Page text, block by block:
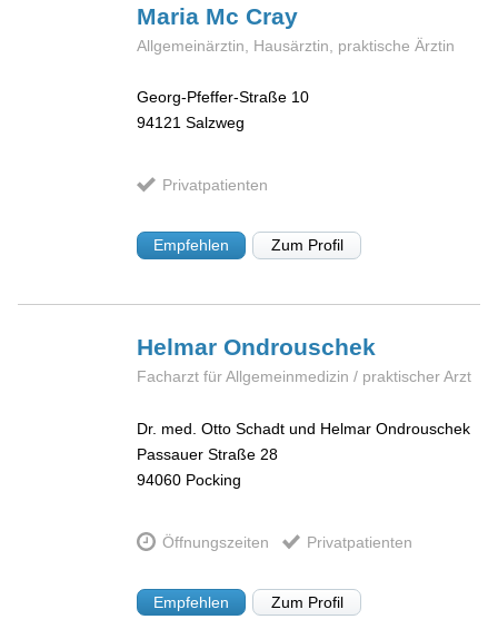
Maria Mc Cray
Allgemeinärztin, Hausärztin, praktische Ärztin
Georg-Pfeffer-Straße 10
94121 Salzweg
Privatpatienten
Empfehlen Zum Profil
Helmar Ondrouschek
Facharzt für Allgemeinmedizin / praktischer Arzt
Dr. med. Otto Schadt und Helmar Ondrouschek
Passauer Straße 28
94060 Pocking
Öffnungszeiten Privatpatienten
Empfehlen Zum Profil